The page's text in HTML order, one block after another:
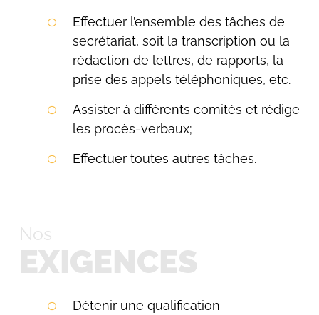
Effectuer l’ensemble des tâches de
secrétariat, soit la transcription ou la
rédaction de lettres, de rapports, la
prise des appels téléphoniques, etc.
Assister à différents comités et rédige
les procès-verbaux;
Effectuer toutes autres tâches.
Nos
EXIGENCES
Détenir une qualification